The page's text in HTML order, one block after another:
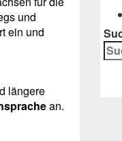
und
ein und
längere
an.